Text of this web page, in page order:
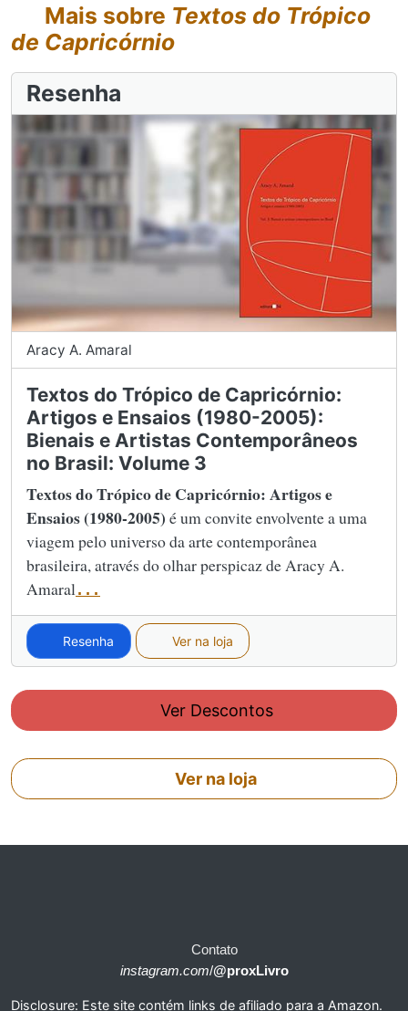
Mais sobre Textos do Trópico
de Capricórnio
Resenha
Aracy A. Amaral
Textos do Trópico de Capricórnio:
Artigos e Ensaios (1980-2005):
Bienais e Artistas Contemporâneos
no Brasil: Volume 3
Textos do Trópico de Capricórnio: Artigos e
Ensaios (1980-2005) é um convite envolvente a uma
viagem pelo universo da arte contemporânea
brasileira, através do olhar perspicaz de Aracy A.
Amaral...
Resenha Ver na loja
Ver Descontos
Ver na loja
Contato
instagram.com/@proxLivro
Disclosure: Este site contém links de afiliado para a Amazon.